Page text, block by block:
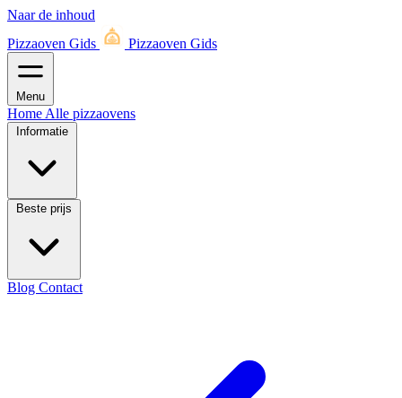
Naar de inhoud
Pizzaoven Gids
Pizzaoven Gids
Menu
Home Alle pizzaovens
Informatie
Beste prijs
Blog Contact